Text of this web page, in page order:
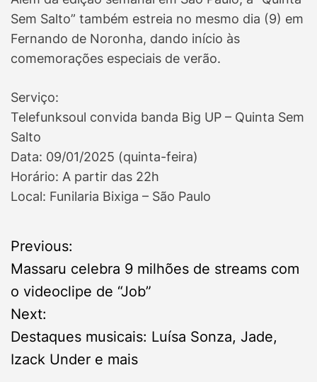
Sem Salto” também estreia no mesmo dia (9) em
Fernando de Noronha, dando início às
comemorações especiais de verão.
Serviço:
Telefunksoul convida banda Big UP – Quinta Sem
Salto
Data: 09/01/2025 (quinta-feira)
Horário: A partir das 22h
Local: Funilaria Bixiga – São Paulo
P
o
s
t
Previous:
Massaru celebra 9 milhões de streams com
o videoclipe de “Job”
Next:
Destaques musicais: Luísa Sonza, Jade,
Izack Under e mais